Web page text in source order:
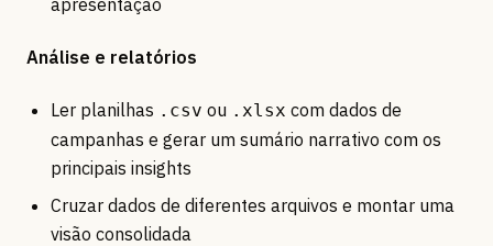
Análise e relatórios
Ler planilhas .csv ou .xlsx com dados de
campanhas e gerar um sumário narrativo com os
principais insights
Cruzar dados de diferentes arquivos e montar uma
visão consolidada